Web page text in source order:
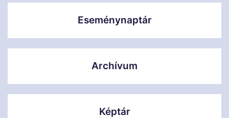
Eseménynaptár
Archívum
Képtár